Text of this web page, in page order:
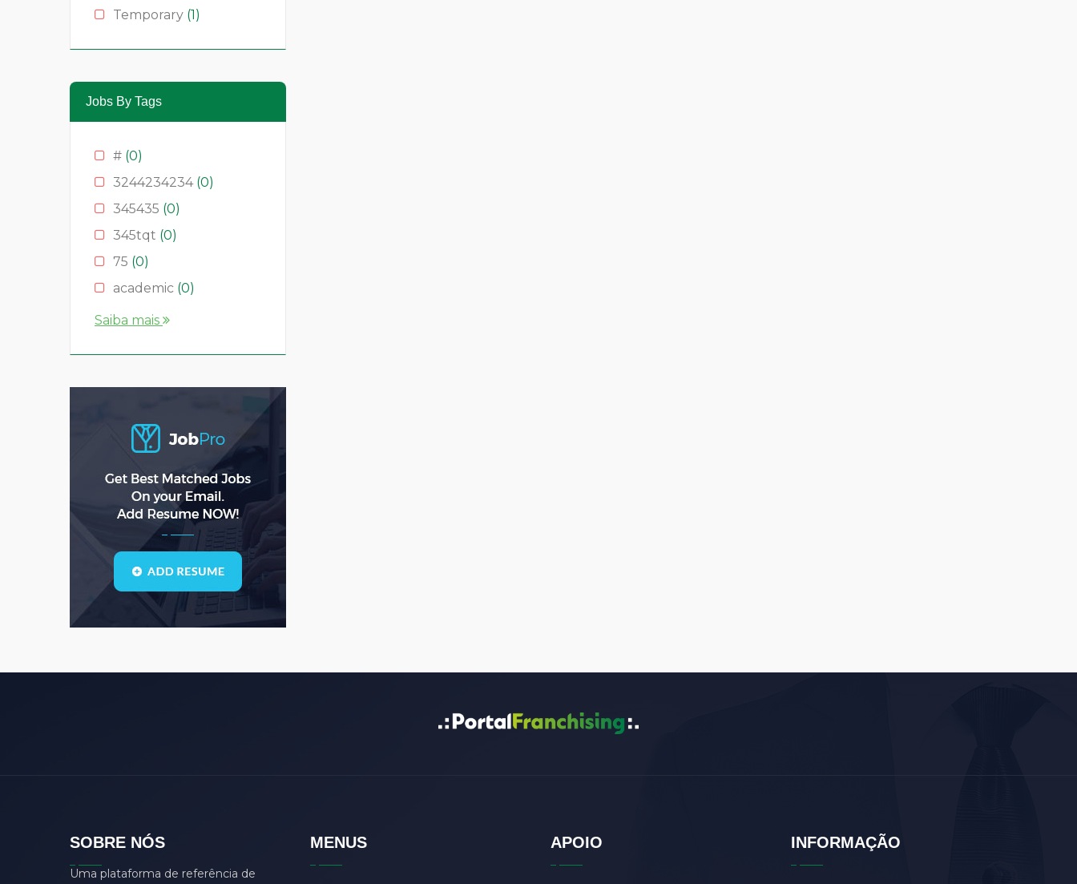
Temporary (1)
Jobs By Tags
# (0)
3244234234 (0)
345435 (0)
345tqt (0)
75 (0)
academic (0)
account
asda(0)
asdad(0)
asdasdas(0)
asdasdasd(0)
bauleiter
bhubaneswar(0)
Blogs(1)
call center
center manager(0)
develop
developer (7)
Saiba mais
SOBRE NÓS
Uma plataforma de referência de
MENUS APOIO INFORMAÇÃO